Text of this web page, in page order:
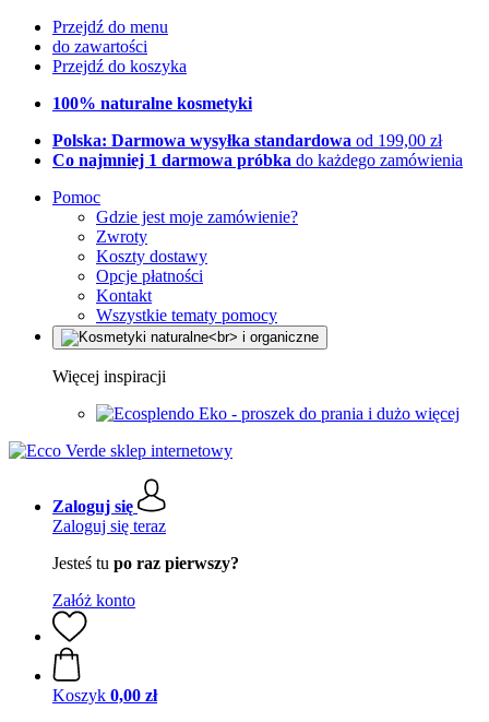
Przejdź do menu
do zawartości
Przejdź do koszyka
100% naturalne kosmetyki
Polska: Darmowa wysyłka standardowa od 199,00 zł
Co najmniej 1 darmowa próbka do każdego zamówienia
Pomoc
Gdzie jest moje zamówienie?
Zwroty
Koszty dostawy
Opcje płatności
Kontakt
Wszystkie tematy pomocy
Więcej inspiracji
Eko - proszek do prania i dużo więcej
Zaloguj się
Zaloguj się teraz
Jesteś tu po raz pierwszy?
Załóż konto
Koszyk 0,00 zł